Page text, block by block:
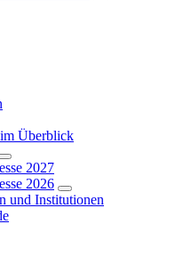
Überblick
2027
2026
und Institutionen